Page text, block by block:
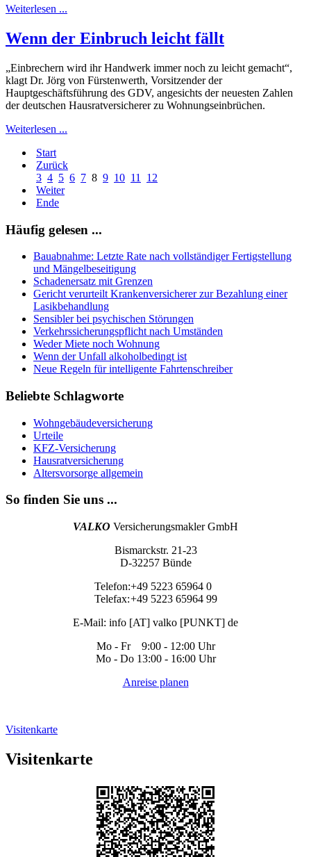
Weiterlesen ...
Wenn der Einbruch leicht fällt
„Einbrechern wird ihr Handwerk immer noch zu leicht gemacht“,
klagt Dr. Jörg von Fürstenwerth, Vorsitzender der
Hauptgeschäftsführung des GDV, angesichts der neuesten Zahlen
der deutschen Hausratversicherer zu Wohnungseinbrüchen.
Weiterlesen ...
Start
Zurück
3 4 5 6 7 8 9 10 11
12
Weiter
Ende
Häufig gelesen ...
Bauabnahme: Letzte Rate nach vollständiger Fertigstellung
und Mängelbeseitigung
Schadenersatz mit Grenzen
Gericht verurteilt Krankenversicherer zur Bezahlung einer
Lasikbehandlung
Sensibler bei psychischen Störungen
Verkehrssicherungspflicht nach Umständen
Weder Miete noch Wohnung
Wenn der Unfall alkoholbedingt ist
Neue Regeln für intelligente Fahrtenschreiber
Beliebte Schlagworte
Wohngebäudeversicherung
Urteile
KFZ-Versicherung
Hausratversicherung
Altersvorsorge allgemein
So finden Sie uns ...
VALKO Versicherungsmakler GmbH
Bismarckstr. 21-23
D-32257 Bünde
Telefon:+49 5223 65964 0
Telefax:+49 5223 65964 99
E-Mail: info [AT] valko [PUNKT] de
Mo - Fr 9:00 - 12:00 Uhr
Mo - Do 13:00 - 16:00 Uhr
Anreise planen
Visitenkarte
Visitenkarte